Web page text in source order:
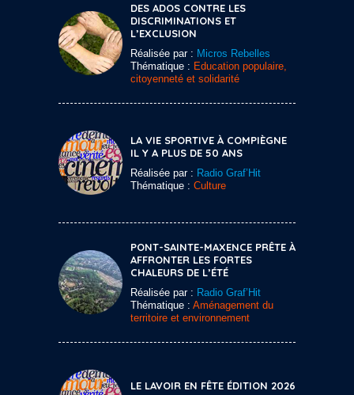
DES ADOS CONTRE LES
DISCRIMINATIONS ET
L’EXCLUSION
Réalisée par : Micros Rebelles
Thématique : Education populaire,
citoyenneté et solidarité
LA VIE SPORTIVE À COMPIÈGNE
IL Y A PLUS DE 50 ANS
Réalisée par : Radio Graf’Hit
Thématique : Culture
PONT-SAINTE-MAXENCE PRÊTE À
AFFRONTER LES FORTES
CHALEURS DE L’ÉTÉ
Réalisée par : Radio Graf’Hit
Thématique : Aménagement du
territoire et environnement
LE LAVOIR EN FÊTE ÉDITION 2026